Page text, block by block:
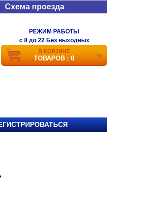
Схема проезда
РЕЖИМ РАБОТЫ
c 8 до 22 Без выходных
В КОРЗИНЕ
ТОВАРОВ : 0